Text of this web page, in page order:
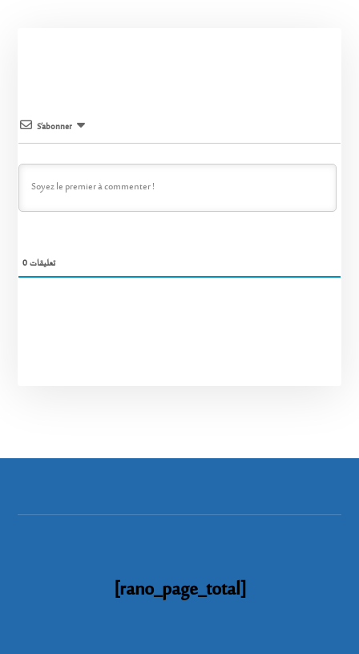
S’abonner
0تعليقات
[rano_page_total]